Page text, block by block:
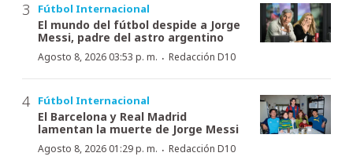
Fútbol Internacional
El mundo del fútbol despide a Jorge
Messi, padre del astro argentino
Agosto 8, 2026 03:53 p. m. · Redacción D10
Fútbol Internacional
El Barcelona y Real Madrid
lamentan la muerte de Jorge Messi
Agosto 8, 2026 01:29 p. m. · Redacción D10